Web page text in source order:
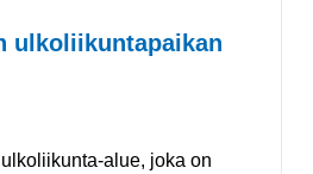
ulkoliikuntapaikan
alue, joka on